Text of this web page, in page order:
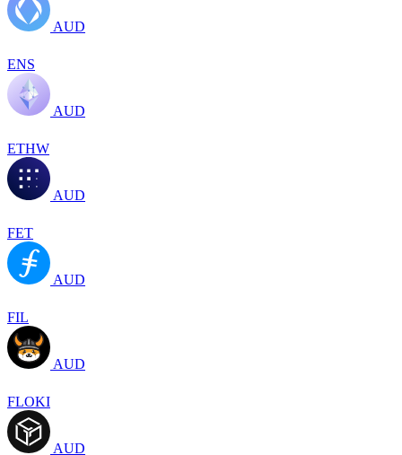
AUD
ENS
AUD
ETHW
AUD
FET
AUD
FIL
AUD
FLOKI
AUD